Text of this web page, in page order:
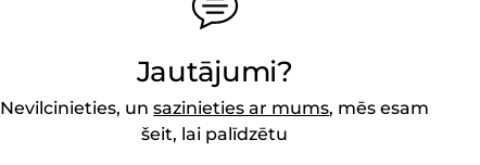
Jautājumi?
Nevilcinieties, unsazinieties ar mums, mēs esam
šeit, lai palīdzētu